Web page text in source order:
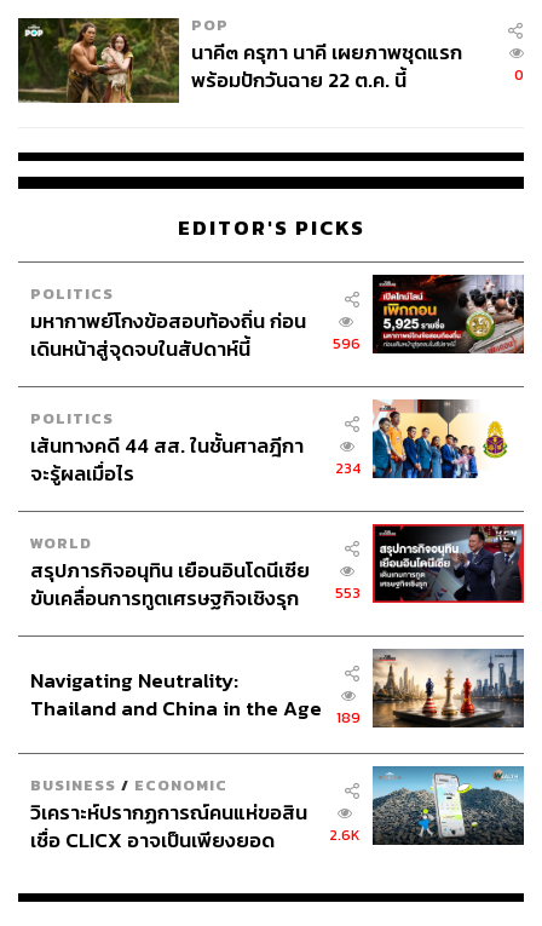
ผู้นำระยำตั้งแต่ ’15
และอยู่กับโรคบ้าๆ ตั้งแต่ ’19”
–704
เพลงต่อมาทางรถไฟกับวัยเซ่อ เล่าเรื่องของเพื่อน (ก็คือคุณ
ทำให้รู้ว่าไม่ได้หมายถึงวัยเซ่อซ่า) เดินไปในทางรถไฟทั้งๆ ที่
ฝนตก เจออะไรบ้าง เล่าเป็นเรื่องเป็นราว เป็นเพลงที่มีแค่เสียง
เปียโนกับกลองสแนร์ ท่อนฮุกที่แทรกเข้ามามีความหลอก
หลอนอยู่ลึกๆ เหมาะกับบรรยากาศดึกๆ แก่นของเพลงนี้คือ
ตรงปลายเพลงมี
ประโยคดีๆ เยอะแยะเลย
ไม่ว่างมองฟ้าเพลงนี้มี Feat.
กับปรัชญาไมค์ (Pratyamic) และ K.AGLET แรปเปอร์ชาว
พิษณุโลก เพลงนี้ขึ้นด้วยฮุกก่อนเลย เนื้อหาเป็นงานส่วนตัว
แต่ละคน บอกเลยว่าแต่ละคนนั้นผ่านอะไรมา เคยหนักหนา
แค่ไหนกับการเป็นแรปเปอร์ การพิสูจน์ตัวเองจากสิ่งที่ทำมา
ฮุกแค่สะท้อนว่าบางทีเราก็แค่เงยหน้าขึ้นฟ้าบ้าง อาจจะ
POP
นาคี๓ ครุฑา นาคี เผยภาพชุดแรก
พร้อมปักวันฉาย 22 ต.ค. นี้
0
EDITOR'S PICKS
POLITICS
มหากาพย์โกงข้อสอบท้องถิ่น ก่อน
เดินหน้าสู่จุดจบในสัปดาห์นี้
596
POLITICS
เส้นทางคดี 44 สส. ในชั้นศาลฎีกา
จะรู้ผลเมื่อไร
234
WORLD
สรุปภารกิจอนุทิน เยือนอินโดนีเซีย
ขับเคลื่อนการทูตเศรษฐกิจเชิงรุก
553
Navigating Neutrality:
Thailand and China in the Age
189
BUSINESS / ECONOMIC
วิเคราะห์ปรากฏการณ์คนแห่ขอสิน
เชื่อ CLICX อาจเป็นเพียงยอด
เรือนไทยที่ถูกซุกไว้
2.6K